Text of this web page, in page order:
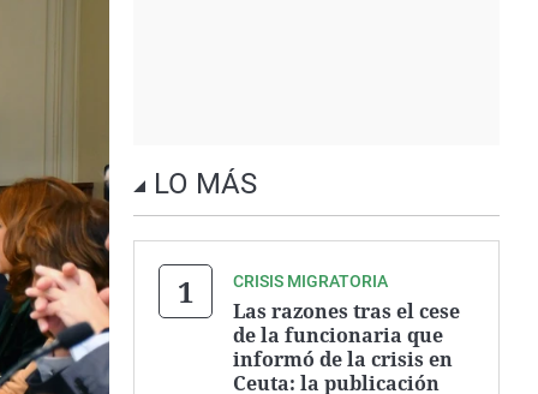
LO MÁS
CRISIS MIGRATORIA
Las razones tras el cese
de la funcionaria que
informó de la crisis en
Ceuta: la publicación